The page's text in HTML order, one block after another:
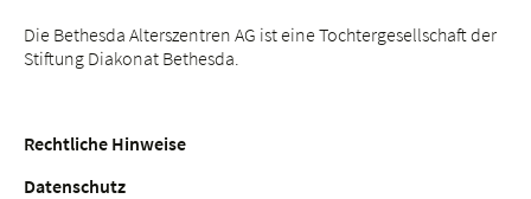
Die Bethesda Alterszentren AG ist eine Tochtergesellschaft der
Stiftung Diakonat Bethesda.
Rechtliche Hinweise
Datenschutz